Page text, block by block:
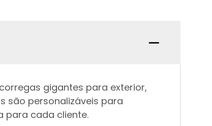
gigantes para exterior,
são personalizáveis para
para cada cliente.